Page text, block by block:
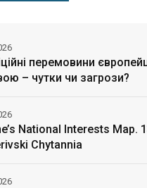
перемовини
– чутки чи загрози?
National Interests Map.
Chytannia